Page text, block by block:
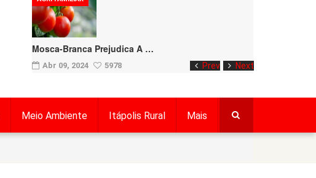
Prev Next
Mosca-Branca Prejudica A …
Abr 09, 2024 5978
Meio Ambiente Itápolis Rural Mais